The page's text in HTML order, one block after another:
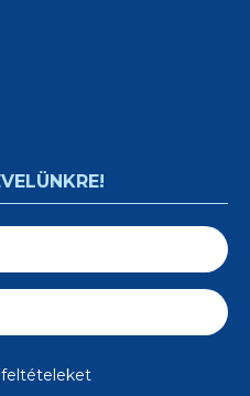
feltételeket